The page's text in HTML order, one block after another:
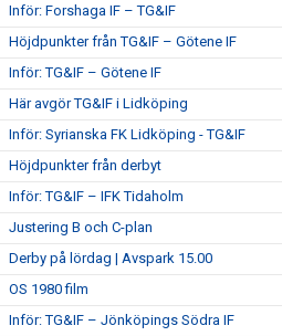
Inför: Forshaga IF – TG&IF
Höjdpunkter från TG&IF – Götene IF
Inför: TG&IF – Götene IF
Här avgör TG&IF i Lidköping
Inför: Syrianska FK Lidköping - TG&IF
Höjdpunkter från derbyt
Inför: TG&IF – IFK Tidaholm
Justering B och C-plan
Derby på lördag | Avspark 15.00
OS 1980 film
Inför: TG&IF – Jönköpings Södra IF